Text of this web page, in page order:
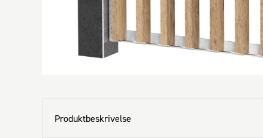
Produktbeskrivelse